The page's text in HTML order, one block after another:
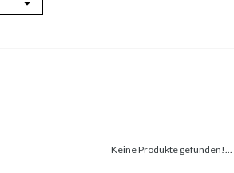
Keine Produkte gefunden!...